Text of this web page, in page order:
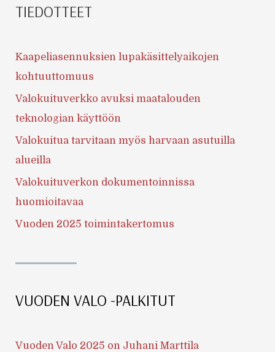
TIEDOTTEET
Kaapeliasennuksien lupakäsittelyaikojen
kohtuuttomuus
Valokuituverkko avuksi maatalouden
teknologian käyttöön
Valokuitua tarvitaan myös harvaan asutuilla
alueilla
Valokuituverkon dokumentoinnissa
huomioitavaa
Vuoden 2025 toimintakertomus
VUODEN VALO -PALKITUT
Vuoden Valo 2025 on Juhani Marttila